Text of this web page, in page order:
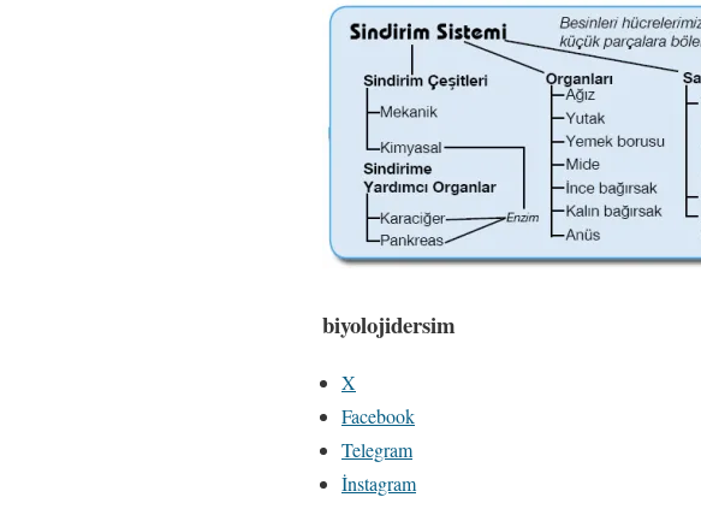
biyolojidersim
X
Facebook
Telegram
İnstagram